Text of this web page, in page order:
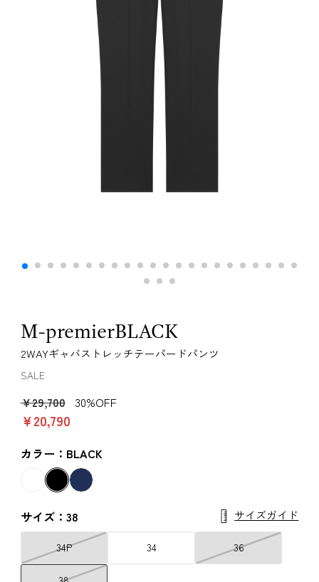
M-premierBLACK
2WAYギャバストレッチテーパードパンツ
SALE
￥29,700 30%OFF
￥20,790
カラー：BLACK
サイズ：38 サイズガイド
34P 34 36